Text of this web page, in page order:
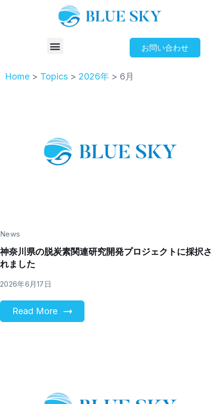
お問い合わせ
Home > Topics > 2026年 > 6月
News
神奈川県の脱炭素関連研究開発プロジェクトに採択さ
れました
2026年6月17日
Read More